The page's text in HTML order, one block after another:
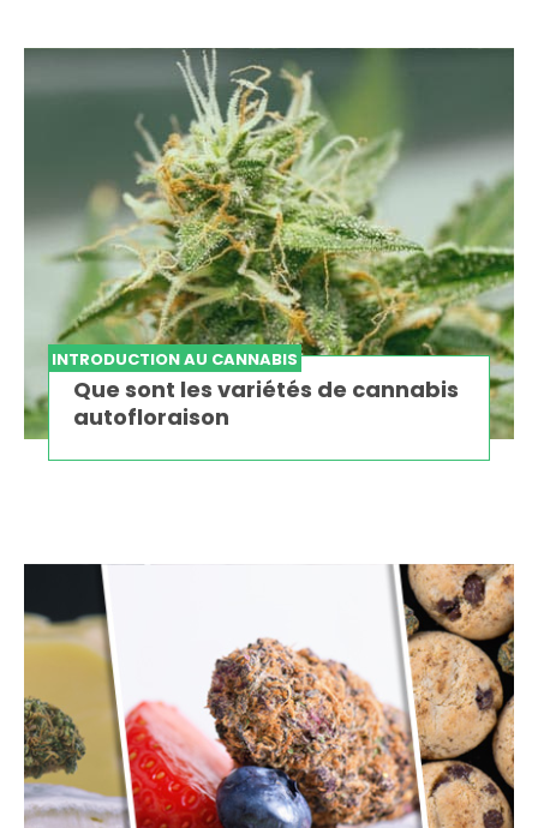
INTRODUCTION AU CANNABIS
Que sont les variétés de cannabis
autofloraison